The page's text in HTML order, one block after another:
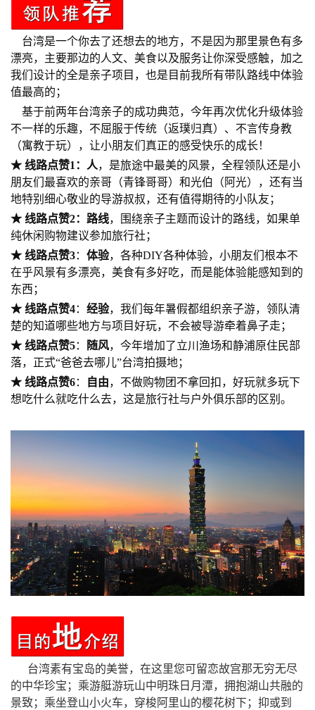
台湾是一个你去了还想去的地方，不是因为那里景色有多
漂亮，主要那边的人文、美食以及服务让你深受感触，加之
我们设计的全是亲子项目，也是目前我所有带队路线中体验
值最高的；
基于前两年台湾亲子的成功典范，今年再次优化升级体验
不一样的乐趣，不屈服于传统（返璞归真）、不言传身教
（寓教于玩），让小朋友们真正的感受快乐的成长！
★ 线路点赞1： 人，是旅途中最美的风景，全程领队还是小
朋友们最喜欢的亲哥（青锋哥哥）和光伯（阿光），还有当
地特别细心敬业的导游叔叔，还有值得期待的小队友；
★ 线路点赞2： 路线，围绕亲子主题而设计的路线， 如果单
纯休闲购物建议参加旅行社 ；
★ 线路点赞3： 体验，各种DIY各种体验， 小朋友们根本不
在乎风景有多漂亮，美食有多好吃，而是能体验能感知到的
东西；
★ 线路点赞4： 经验，我们每年暑假都组织亲子游，领队清
楚的知道哪些地方与项目好玩，不会被导游牵着鼻子走；
★ 线路点赞5： 随风，今年增加了立川渔场和静浦原住民部
落，正式“爸爸去哪儿”台湾拍摄地；
★ 线路点赞6： 自由，不做购物团不拿回扣，好玩就多玩下
想吃什么就吃什么去，这是旅行社与户外俱乐部的区别。
台湾素有宝岛的美誉，在这里您可留恋故宫那无穷无尽
的中华珍宝；乘游艇游玩山中明珠日月潭，拥抱湖山共融的
景致；乘坐登山小火车，穿梭阿里山的樱花树下；抑或到